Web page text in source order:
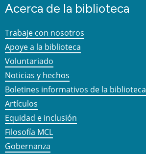
Acerca de la biblioteca
Trabaje con nosotros
Apoye a la biblioteca
Voluntariado
Noticias y hechos
Boletines informativos de la biblioteca
Artículos
Equidad e inclusión
Filosofía MCL
Gobernanza